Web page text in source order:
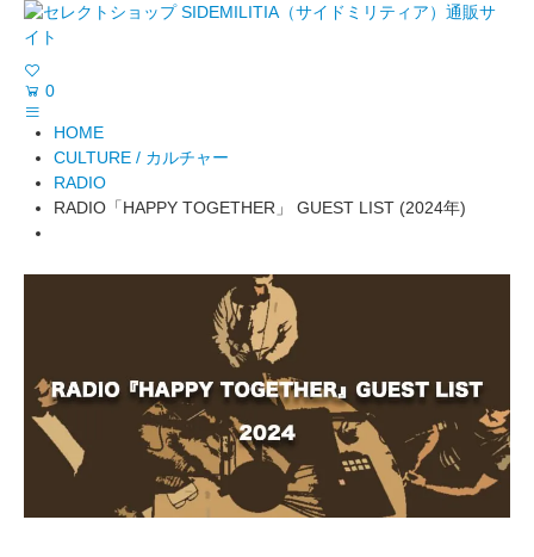
0
HOME
CULTURE / カルチャー
RADIO
RADIO「HAPPY TOGETHER」 GUEST LIST (2024年)